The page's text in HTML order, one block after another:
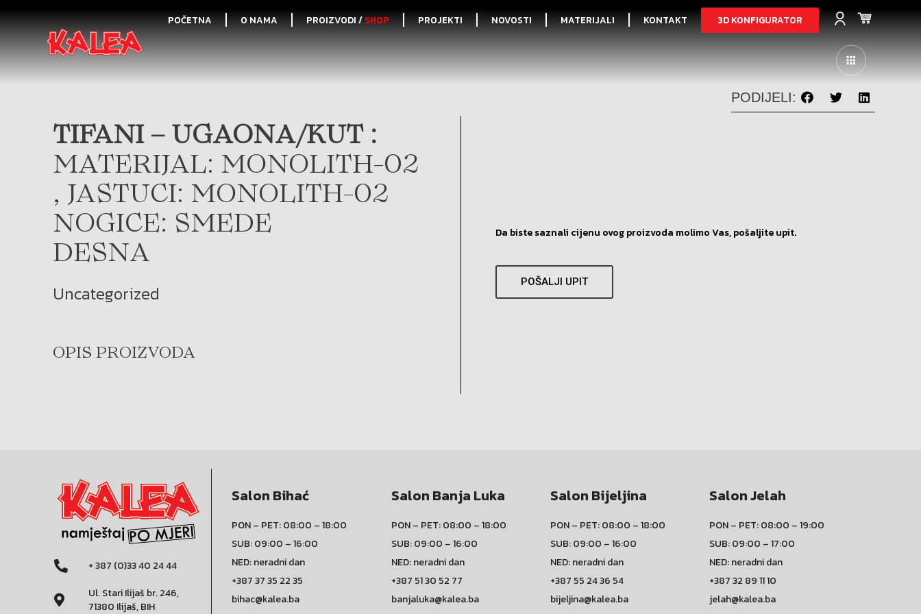
POČETNA O NAMA PROIZVODI /SHOP PROJEKTI NOVOSTI MATERIJALI KONTAKT 3D KONFIGURATOR
PODIJELI:
TIFANI – UGAONA/KUT :
MATERIJAL: MONOLITH-02
, JASTUCI: MONOLITH-02
NOGICE: SMEDE
DESNA
Uncategorized
OPIS PROIZVODA
Da biste saznali cijenu ovog proizvoda molimo Vas, pošaljite upit.
POŠALJI UPIT
+ 387 (0)33 40 24 44
Ul. Stari Ilijaš br. 246,
71380 Ilijaš, BIH
Salon Bihać
PON – PET: 08:00 – 18:00
SUB: 09:00 – 16:00
NED: neradni dan
+387 37 35 22 35
bihac@kalea.ba
Salon Banja Luka
PON – PET: 08:00 – 18:00
SUB: 09:00 – 16:00
NED: neradni dan
+387 51 30 52 77
banjaluka@kalea.ba
Salon Bijeljina
PON – PET: 08:00 – 18:00
SUB: 09:00 – 16:00
NED: neradni dan
+387 55 24 36 54
bijeljina@kalea.ba
Salon Jelah
PON – PET: 08:00 – 19:00
SUB: 09:00 – 17:00
NED: neradni dan
+387 32 89 11 10
jelah@kalea.ba